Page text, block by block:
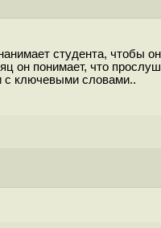
студента, чтобы
понимает, что
с ключевыми словами..